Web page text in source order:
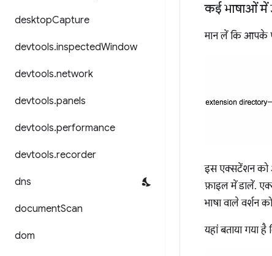
desktopCapture
devtools.inspectedWindow
devtools.network
devtools.panels
devtools.performance
devtools.recorder
dns
documentScan
dom
कई भाषाओं में
मान लें कि आपके
इस एक्सटेंशन को
फ़ाइल में डालें.
भाषा वाले वर्शन
यहां बताया गया